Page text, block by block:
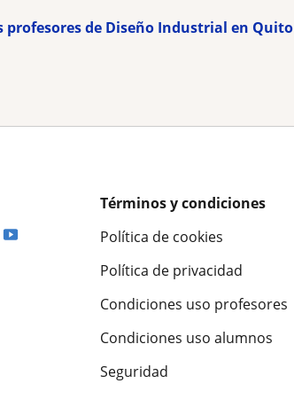
profesores de Diseño Industrial en Quito
Términos y condiciones
Política de cookies
Política de privacidad
Condiciones uso profesores
Condiciones uso alumnos
Seguridad